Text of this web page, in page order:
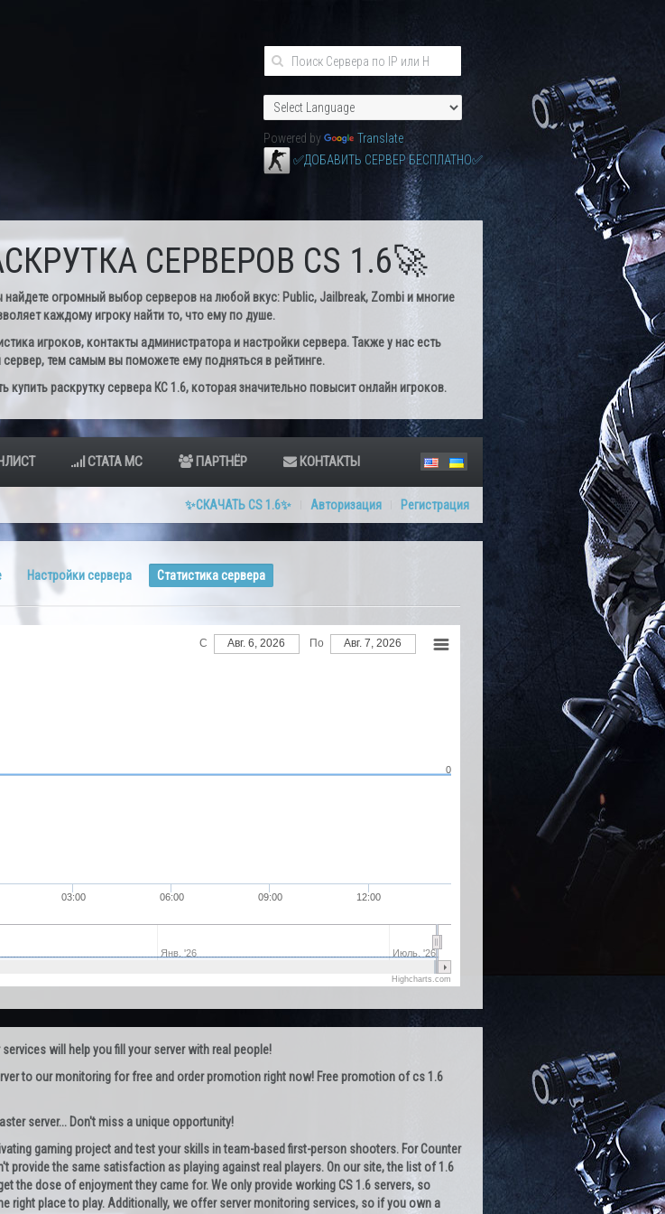
Powered by
Translate
✅ДОБАВИТЬ СЕРВЕР БЕСПЛАТНО✅
СЕРВЕРОВ CS 1.6🚀
огромный выбор серверов на любой вкус: Public, Jailbreak, Zombi и многие
каждому игроку найти то, что ему по душе.
игроков, контакты администратора и настройки сервера. Также у нас есть
тем самым вы поможете ему подняться в рейтинге.
раскрутку сервера КС 1.6, которая значительно повысит онлайн игроков.
СТАТА МС ПАРТНЁР КОНТАКТЫ
✨СКАЧАТЬ CS 1.6✨ Авторизация Регистрация
Настройки сервера Статистика сервера
С Авг. 6, 2026 По Авг. 7, 2026
03:00 06:00 09:00 12:00
Янв. '26 Июль. '26
0
Highcharts.com
will help you fill your server with real people!
to our monitoring for free and order promotion right now! Free promotion of cs 1.6
server... Don't miss a unique opportunity!
gaming project and test your skills in team-based first-person shooters. For Counter
provide the same satisfaction as playing against real players. On our site, the list of 1.6
the dose of enjoyment they came for. We only provide working CS 1.6 servers, so
right place to play. Additionally, we offer server monitoring services, so if you own a